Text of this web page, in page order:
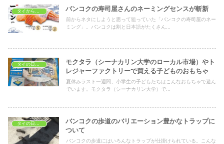
タイから見た日本 バンコクの寿司屋さんのネーミングセンスが斬新
前からネタにしようと思って狙っていた「バンコクの寿司屋のネー
ミング」。バンコクは割と日本語がたくさん...
タイの日常生活
モクタラ（シーナカリン大学のローカル市場）やト
レジャーファクトリーで買える子どものおもちゃ
夏休みラスト一週間、小学生の子どもたちはこんなおもちゃで遊ん
でいます。モクタラ（シーナカリン大学）で...
タイの日常生活
バンコクの歩道のバリエーション豊かなトラップに
ついて
バンコクの歩道にはいろんなトラップが仕掛けられている。こんな